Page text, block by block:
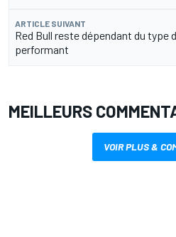
ARTICLE SUIVANT
Red Bull reste dépendant du type
performant
MEILLEURS
VOIR PLUS &